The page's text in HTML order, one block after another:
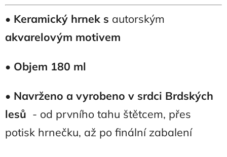
• Keramický hrnek s autorským
akvarelovým motivem
• Objem 180 ml
• Navrženo a vyrobeno v srdci Brdských
lesů - od prvního tahu štětcem, přes
potisk hrnečku, až po finální zabalení